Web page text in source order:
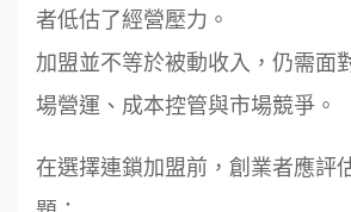
者低估了經營壓力。
加盟並不等於被動收入，仍需面
場營運、成本控管與市場競爭。
在選擇連鎖加盟前，創業者應評